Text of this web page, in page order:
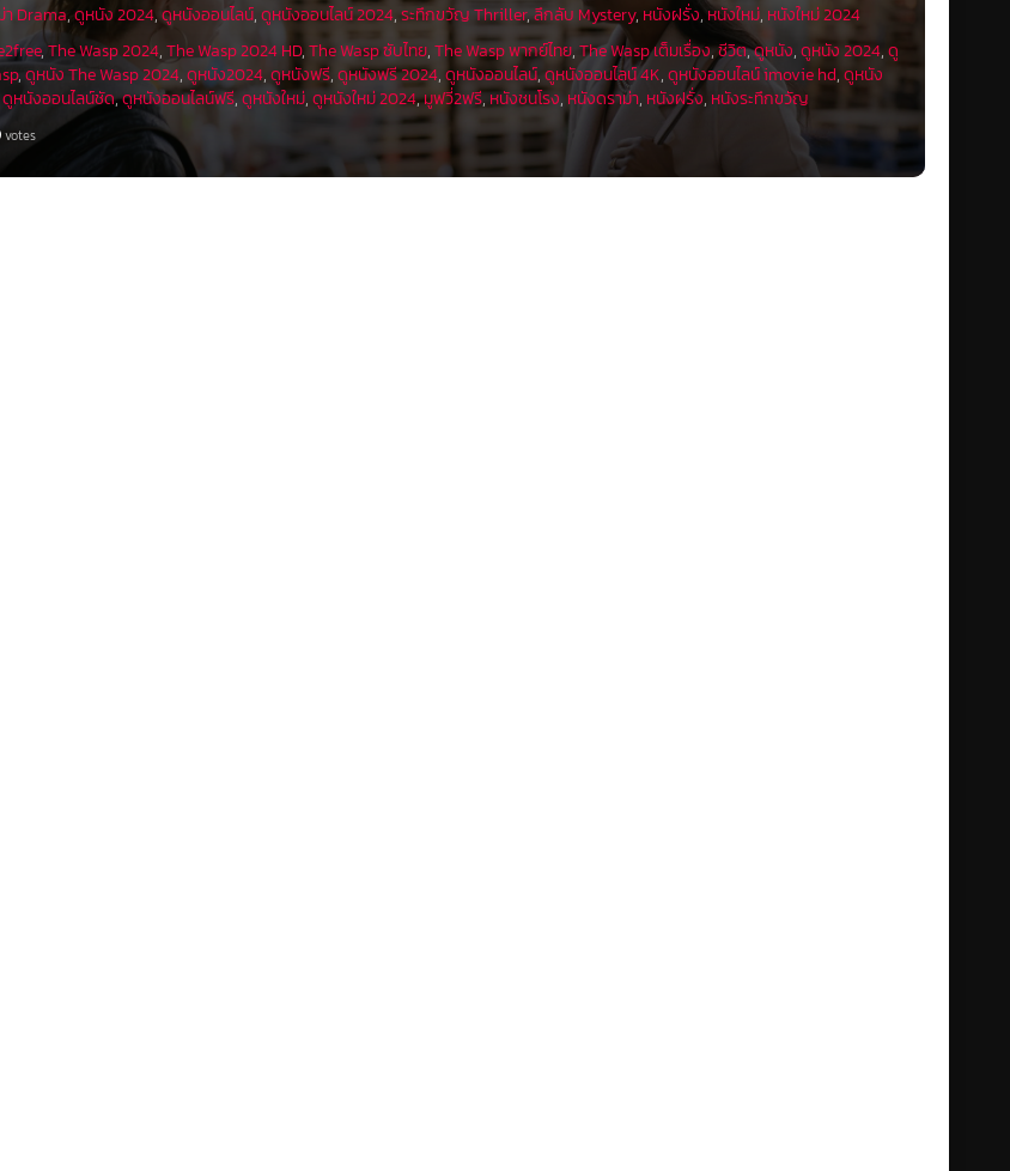
า Drama,ดูหนัง 2024,ดูหนังออนไลน์,ดูหนังออนไลน์ 2024,ระทึกขวัญ Thriller,ลึกลับ Mystery, หนังฝรั่ง, หนังใหม่, หนังใหม่ 2024
,The Wasp 2024,The Wasp 2024 HD,The Wasp ซับไทย,The Wasp พากย์ไทย,The Wasp เต็มเรื่อง,ชีวิต,ดูหนัง,ดูหนัง 2024,ดู
,ดูหนัง The Wasp 2024,ดูหนัง2024,ดูหนังฟรี,ดูหนังฟรี 2024,ดูหนังออนไลน์,ดูหนังออนไลน์ 4K,ดูหนังออนไลน์ imovie hd,ดูหนัง
ดูหนังออนไลน์ชัด,ดูหนังออนไลน์ฟรี,ดูหนังใหม่,ดูหนังใหม่ 2024,มูฟวี่2ฟรี,หนังชนโรง, หนังดราม่า, หนังฝรั่ง, หนังระทึกขวัญ
votes